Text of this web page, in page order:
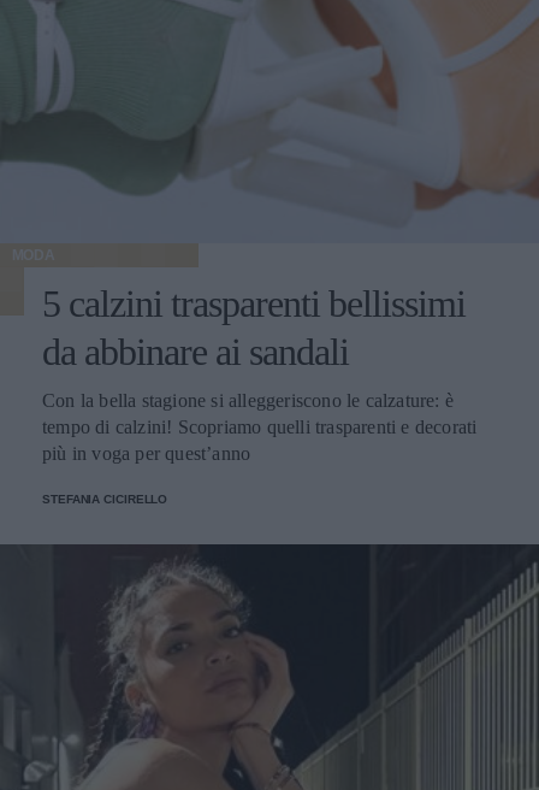
MODA
5 calzini trasparenti bellissimi
da abbinare ai sandali
Con la bella stagione si alleggeriscono le calzature: è
tempo di calzini! Scopriamo quelli trasparenti e decorati
più in voga per quest’anno
STEFANIA CICIRELLO